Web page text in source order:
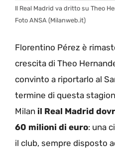
Il Real Madrid va dritto su Theo
Foto ANSA (Milanweb.it)
Florentino Pérez è
crescita di Theo
convinto a riportarlo al
termine di questa
Milan il Real Madrid
60 milioni di euro: una
il club, sempre disposto